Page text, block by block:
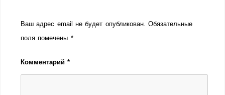
Ваш адрес email не будет опубликован. Обязательные
поля помечены *
Комментарий*